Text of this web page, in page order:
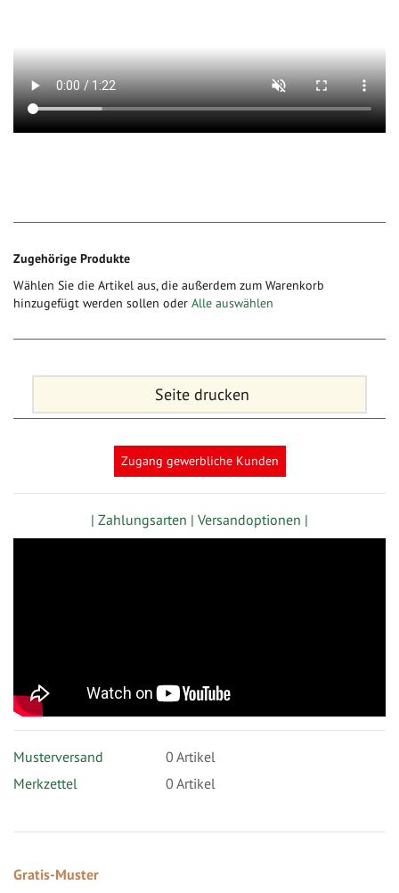
Zugehörige Produkte
Wählen Sie die Artikel aus, die außerdem zum Warenkorb
hinzugefügt werden sollen oder Alle auswählen
Seite drucken
Zugang gewerbliche Kunden
| Zahlungsarten | Versandoptionen |
Musterversand 0 Artikel
Merkzettel
0 Artikel
Gratis-Muster